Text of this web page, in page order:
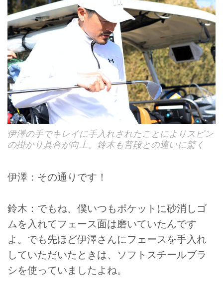
伊澤の手でキレイに手入れされたことによりスピン
の掛かり具合が向上。鈴木も普段との違いに驚く
伊澤：その通りです！
鈴木：でもね、僕いつもポケットに砂消しゴ
ムを入れてフェース面は磨いていたんです
よ。でも先ほど伊澤さんにフェースを手入れ
していただいたときは、ソフトスチールブラ
シを使っていましたよね。